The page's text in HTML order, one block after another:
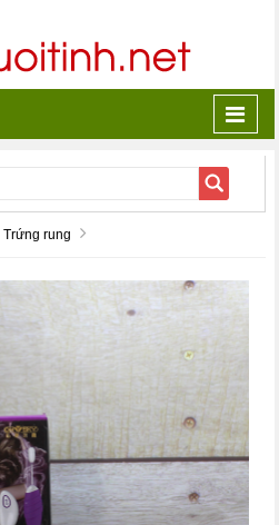
Trứng rung